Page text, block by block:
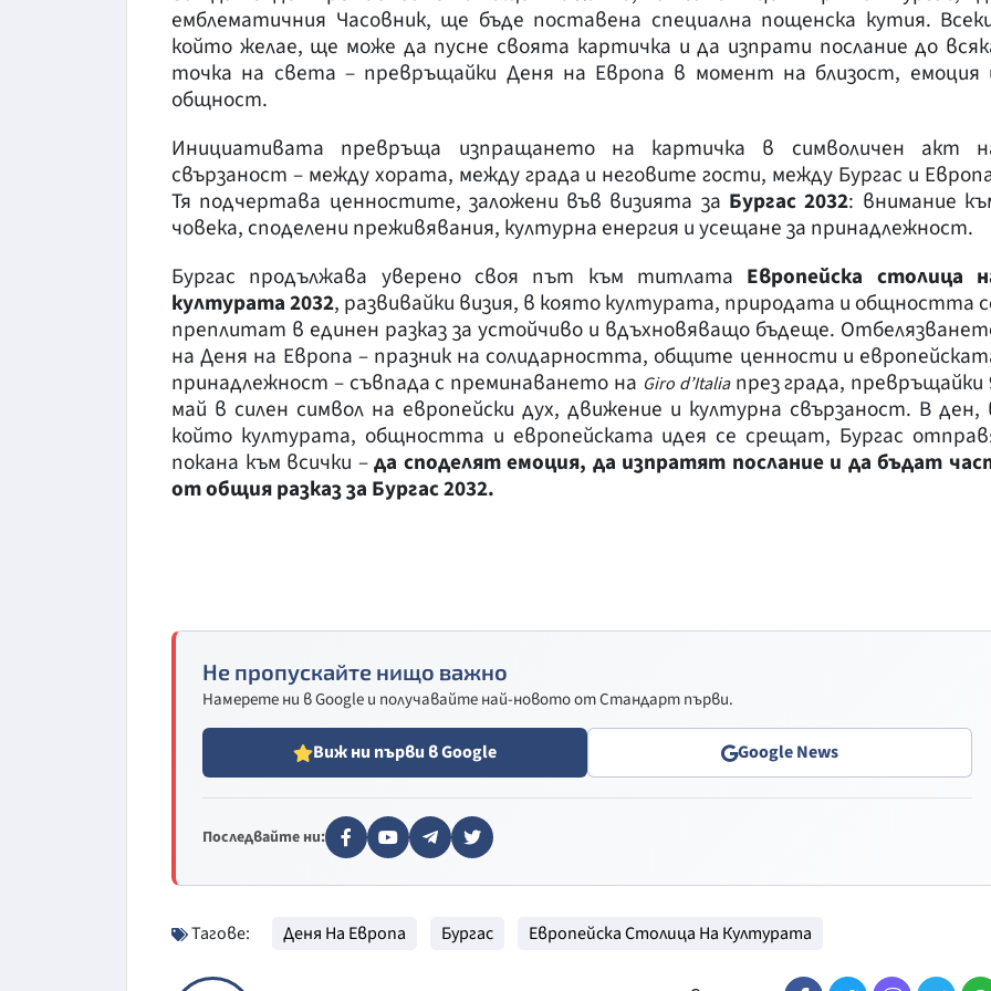
емблематичния Часовник, ще бъде поставена специална пощенска кутия.
който желае, ще може да пусне своята картичка и да изпрати послание до
точка на света – превръщайки Деня на Европа в момент на близост, емоция
общност.
Инициативата превръща изпращането на картичка в символичен акт
свързаност – между хората, между града и неговите гости, между Бургас и
Тя подчертава ценностите, заложени във визията за Бургас 2032: внимание
човека, споделени преживявания, културна енергия и усещане за принадлежност.
Бургас продължава уверено своя път към титлата Европейска столица
културата 2032, развивайки визия, в която културата, природата и общността
преплитат в единен разказ за устойчиво и вдъхновяващо бъдеще.
на Деня на Европа – празник на солидарността, общите ценности и
принадлежност – съвпада с преминаването на Giro d’Italiaпрез града, превръщайки
май в силен символ на европейски дух, движение и културна свързаност. В ден,
който културата, общността и европейската идея се срещат, Бургас
покана към всички –да споделят емоция, да изпратят послание и да бъдат
от общия разказ за Бургас 2032.
Не пропускайте нищо важно
Намерете ни в Google и получавайте най-новото от Стандарт първи.
Виж ни първи в Google Google News
Последвайте ни:
Тагове: Деня На Европа Бургас Европейска Столица На Културата